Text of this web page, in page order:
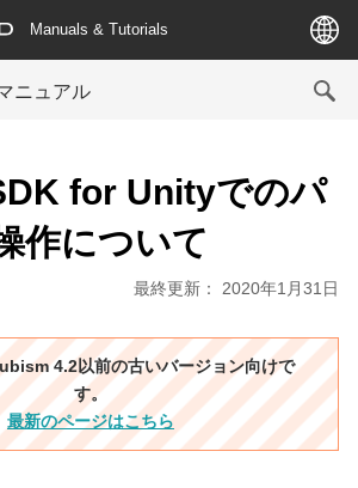
Manuals & Tutorials
ニュアル
for Unityでのパ
作について
最終更新： 2020年1月31日
4.2以前の古いバージョン向けで
す。
最新のページはこちら